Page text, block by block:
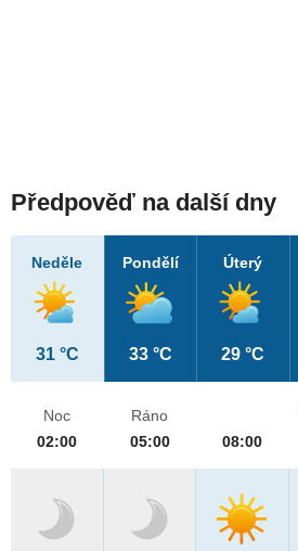
Předpověď na další dny
Neděle
31 °C
Pondělí
33 °C
Úterý
29 °C
Noc
02:00
Ráno
05:00
08:00